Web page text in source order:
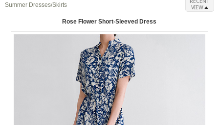
Summer Dresses/Skirts
VIEW
Rose Flower Short-Sleeved Dress